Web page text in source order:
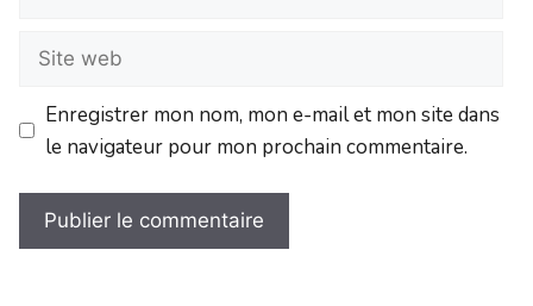
Enregistrer mon nom, mon e-mail et mon site dans
le navigateur pour mon prochain commentaire.